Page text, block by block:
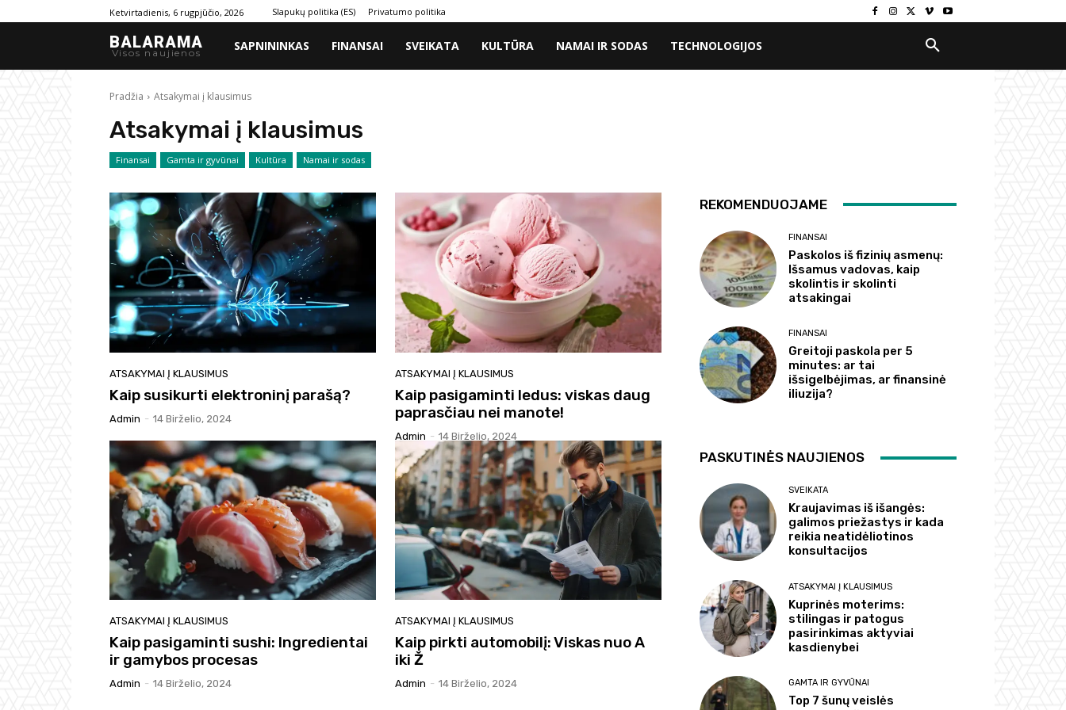
Ketvirtadienis, 6 rugpjūčio, 2026 Slapukų politika (ES) Privatumo politika
BALARAMA
Visos naujienos SAPNININKAS FINANSAI SVEIKATA KULTŪRA NAMAI IR SODAS TECHNOLOGIJOS
Pradžia Atsakymai į klausimus
Atsakymai į klausimus
Finansai Gamta ir gyvūnai Kultūra Namai ir sodas
ATSAKYMAI Į KLAUSIMUS
Kaip susikurti elektroninį parašą?
Admin - 14 Birželio, 2024
ATSAKYMAI Į KLAUSIMUS
Kaip pasigaminti ledus: viskas daug
paprasčiau nei manote!
Admin - 14 Birželio, 2024
ATSAKYMAI Į KLAUSIMUS
Kaip pasigaminti sushi: Ingredientai
ir gamybos procesas
Admin - 14 Birželio, 2024
ATSAKYMAI Į KLAUSIMUS
Kaip pirkti automobilį: Viskas nuo A
iki Ž
Admin - 14 Birželio, 2024
REKOMENDUOJAME
FINANSAI
Paskolos iš fizinių asmenų:
Išsamus vadovas, kaip
skolintis ir skolinti
atsakingai
FINANSAI
Greitoji paskola per 5
minutes: ar tai
išsigelbėjimas, ar finansinė
iliuzija?
PASKUTINĖS NAUJIENOS
SVEIKATA
Kraujavimas iš išangės:
galimos priežastys ir kada
reikia neatidėliotinos
konsultacijos
ATSAKYMAI Į KLAUSIMUS
Kuprinės moterims:
stilingas ir patogus
pasirinkimas aktyviai
kasdienybei
GAMTA IR GYVŪNAI
Top 7 šunų veislės